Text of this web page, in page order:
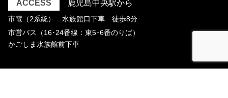
ACCESS 鹿児島中央駅から
市電（2系統） 水族館口下車 徒歩8分
市営バス（16･24番線：東5･6番のりば）
かごしま水族館前下車